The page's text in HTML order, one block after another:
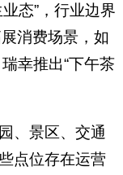
态”，行业边界
消费场景，如
幸推出“下午茶
、景区、交通
点位存在运营